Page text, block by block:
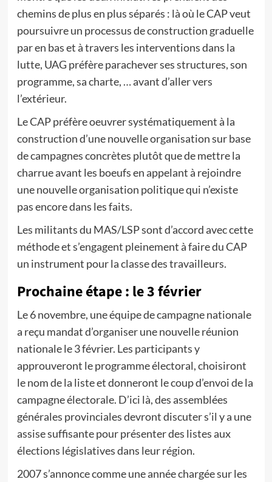
chemins de plus en plus séparés : là où le CAP veut
poursuivre un processus de construction graduelle
par en bas et à travers les interventions dans la
lutte, UAG préfère parachever ses structures, son
programme, sa charte, … avant d’aller vers
l’extérieur.
Le CAP préfère oeuvrer systématiquement à la
construction d’une nouvelle organisation sur base
de campagnes concrètes plutôt que de mettre la
charrue avant les boeufs en appelant à rejoindre
une nouvelle organisation politique qui n’existe
pas encore dans les faits.
Les militants du MAS/LSP sont d’accord avec cette
méthode et s’engagent pleinement à faire du CAP
un instrument pour la classe des travailleurs.
Prochaine étape : le 3 février
Le 6 novembre, une équipe de campagne nationale
a reçu mandat d’organiser une nouvelle réunion
nationale le 3 février. Les participants y
approuveront le programme électoral, choisiront
le nom de la liste et donneront le coup d’envoi de la
campagne électorale. D’ici là, des assemblées
générales provinciales devront discuter s’il y a une
assise suffisante pour présenter des listes aux
élections législatives dans leur région.
2007 s’annonce comme une année chargée sur les